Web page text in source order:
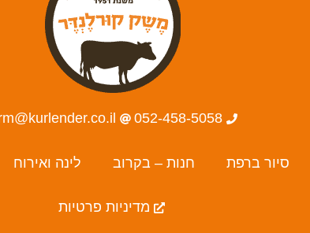
052-458-5058
סיור ברפת חנות – בקרוב לינה ואירוח
מדיניות פרטיות